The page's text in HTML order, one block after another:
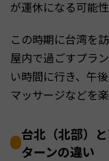
が運休になる可能性
この時期に台湾を
屋内で過ごすプラ
い時間に行き、午
マッサージなどを
台北（北部）
ターンの違い